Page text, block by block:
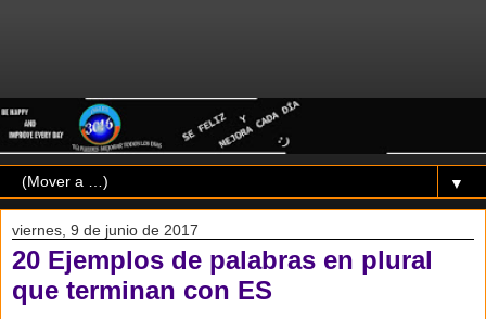
▼
viernes, 9 de junio de 2017
20 Ejemplos de palabras en plural
que terminan con ES